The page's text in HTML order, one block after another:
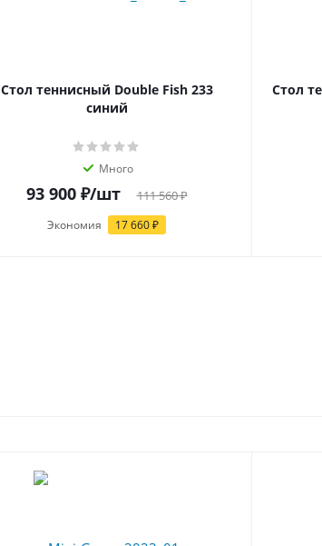
Стол теннисный Double Fish 233
синий
Много
93 900 ₽/шт 111 560 ₽
Экономия 17 660₽
Стол